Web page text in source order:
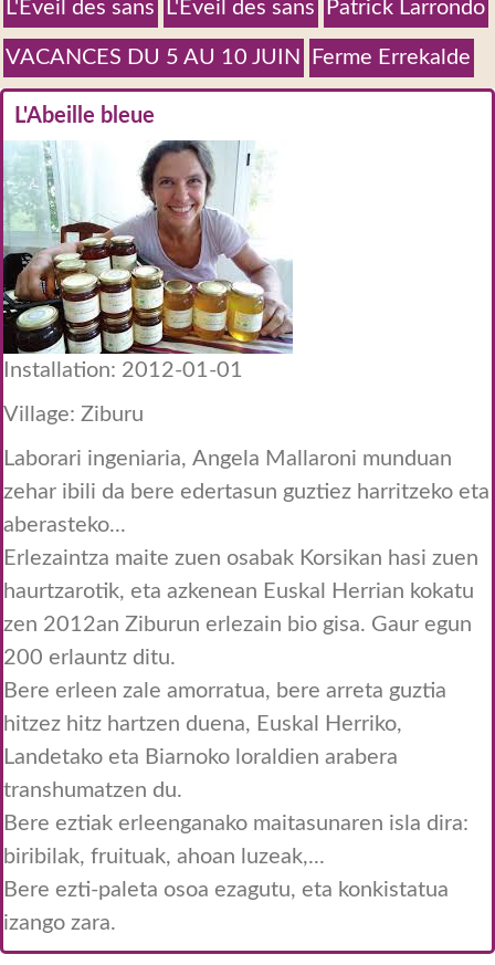
L'Eveil des sans L'Eveil des sans Patrick Larrondo
VACANCES DU 5 AU 10 JUIN Ferme Errekalde
L'Abeille bleue
Installation: 2012-01-01
Village: Ziburu
Laborari ingeniaria, Angela Mallaroni munduan
zehar ibili da bere edertasun guztiez harritzeko eta
aberasteko...
Erlezaintza maite zuen osabak Korsikan hasi zuen
haurtzarotik, eta azkenean Euskal Herrian kokatu
zen 2012an Ziburun erlezain bio gisa. Gaur egun
200 erlauntz ditu.
Bere erleen zale amorratua, bere arreta guztia
hitzez hitz hartzen duena, Euskal Herriko,
Landetako eta Biarnoko loraldien arabera
transhumatzen du.
Bere eztiak erleenganako maitasunaren isla dira:
biribilak, fruituak, ahoan luzeak,...
Bere ezti-paleta osoa ezagutu, eta konkistatua
izango zara.